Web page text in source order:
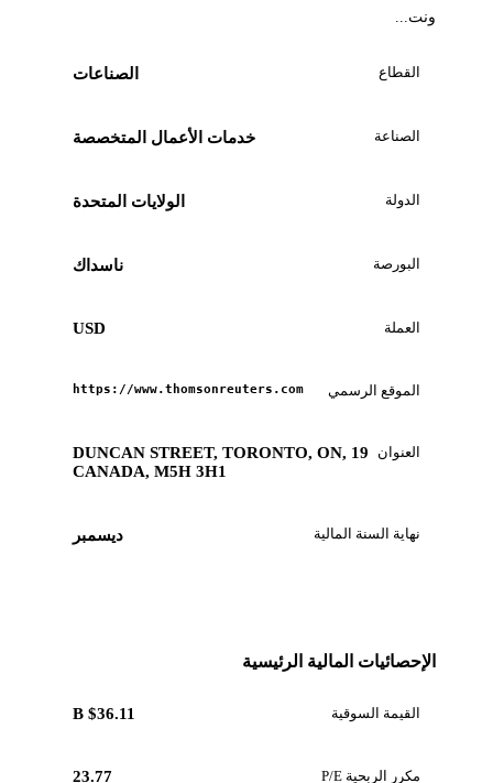
ونت...
القطاع الصناعات
الصناعة خدمات الأعمال المتخصصة
الدولة الولايات المتحدة
البورصة ناسداك
العملة USD
الموقع الرسمي https://www.thomsonreuters.com
العنوان
19 DUNCAN STREET, TORONTO, ON,
CANADA, M5H 3H1
نهاية السنة المالية ديسمبر
الإحصائيات المالية الرئيسية
القيمة السوقية $36.11 B
مكرر الربحية P/E 23.77